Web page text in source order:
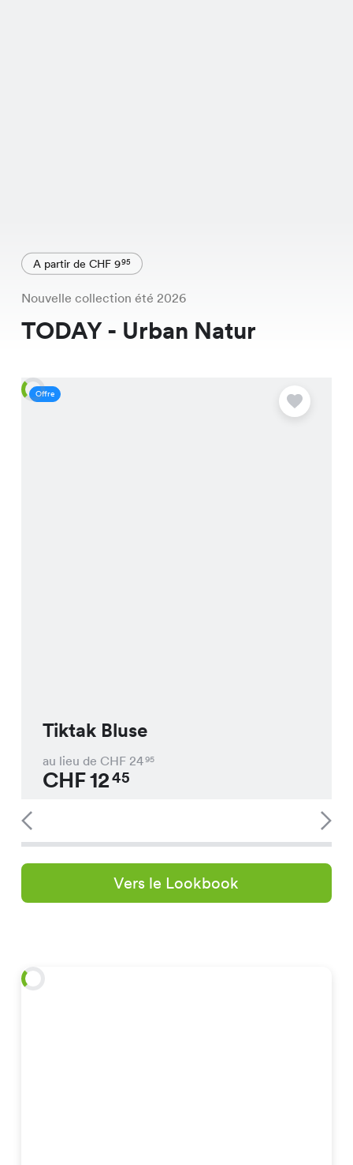
A partir de CHF 995
Nouvelle collection été 2026
TODAY - Urban Natur
Offre
Tiktak Bluse
au lieu de CHF 2495
CHF1245
Vers le Lookbook